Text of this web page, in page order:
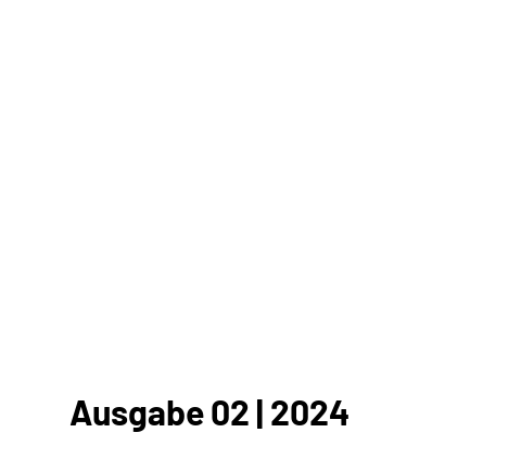
Ausgabe 02 | 2024